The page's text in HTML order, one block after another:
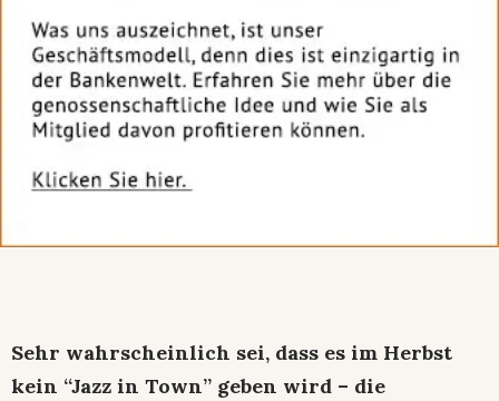
Sehr wahrscheinlich sei, dass es im Herbst
kein “Jazz in Town” geben wird – die